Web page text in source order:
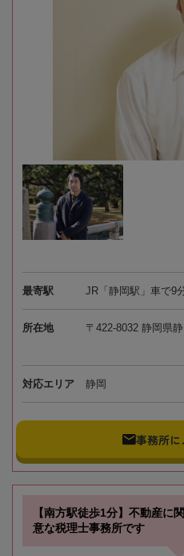
最寄駅 JR「静岡駅」車で9
所在地 〒422-8032 静岡県
対応エリア 静岡
事務所に
【南方駅徒歩1分】不動産に
意な税理士事務所です